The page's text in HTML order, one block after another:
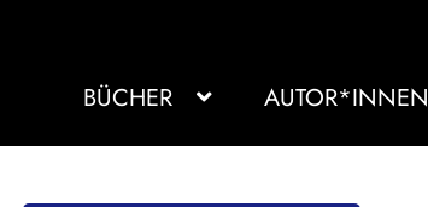
BÜCHER AUTOR*INNEN